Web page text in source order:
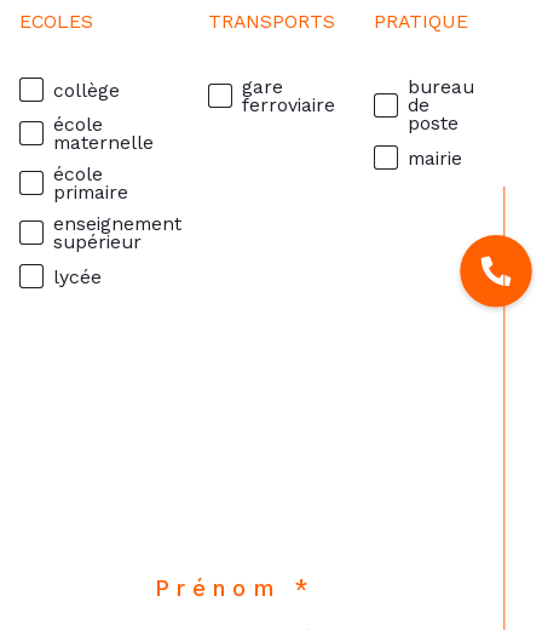
ECOLES
collège
école
maternelle
école
primaire
enseignement
supérieur
lycée
TRANSPORTS
gare
ferroviaire
PRATIQUE
bureau
de
poste
mairie
Prénom *